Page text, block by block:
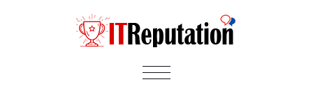
ПЕРЕКЛЮЧИТЬ